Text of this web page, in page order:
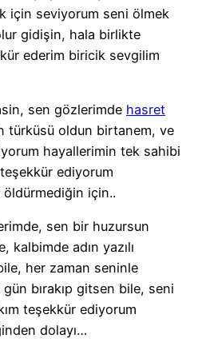
için seviyorum seni ölmek
gidişin, hala birlikte
ederim biricik sevgilim
sen gözlerimde hasret
türküsü oldun birtanem, ve
hayallerimin tek sahibi
ediyorum
öldürmediğin için..
sen bir huzursun
kalbimde adın yazılı
her zaman seninle
bırakıp gitsen bile, seni
teşekkür ediyorum
dolayı…